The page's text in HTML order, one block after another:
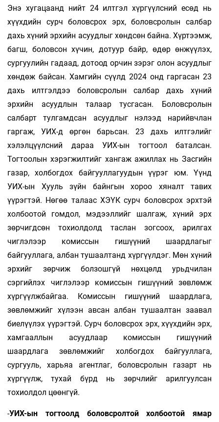
Энэ хугацаанд нийт 24 илтгэл хүргүүлсний есөд нь
хүүхдийн сурч боловсрох эрх, боловсролын салбар
дахь хүний эрхийн асуудлыг хөндсөн байна. Хүртээмж,
багш, боловсон хүчин, дотуур байр, өдөр өнжүүлэх,
сургуулийн гадаад, дотоод орчин зэрэг олон асуудлыг
хөндөж байсан. Хамгийн сүүлд 2024 онд гаргасан 23
дахь илтгэлдээ боловсролын салбар дахь хүний
эрхийн асуудлын талаар тусгасан. Боловсролын
салбарт тулгамдсан асуудлыг нэлээд нарийвчлан
гаргаж, УИХ-д өргөн барьсан. 23 дахь илтгэлийг
хэлэлцүүлсний дараа УИХ-ын тогтоол баталсан.
Тогтоолын хэрэгжилтийг хангаж ажиллах нь Засгийн
газар, холбогдох байгууллагуудын үүрэг юм. Үүнд
УИХ-ын Хууль зүйн байнгын хороо хяналт тавих
үүрэгтэй. Нөгөө талаас ХЭҮК сурч боловсрох эрхтэй
холбоотой гомдол, мэдээллийг шалгаж, хүний эрх
зөрчигдсөн тохиолдолд таслан зогсоох, арилгах
чиглэлээр комиссын гишүүний шаардлагыг
байгууллага, албан тушаалтанд хүргүүлдэг. Мөн хүний
эрхийг зөрчиж болзошгүй нөхцөлд урьдчилан
сэргийлэх чиглэлээр комиссын гишүүний зөвлөмж
хүргүүлжбайгаа. Комиссын гишүүний шаардлага,
зөвлөмжийг хүлээн авсан албан тушаалтан заавал
биелүүлэх үүрэгтэй. Сурч боловсрох эрх, хүүхдийн эрх,
хамгааллын асуудлаар комиссын гишүүний
шаардлага зөвлөмжийг холбогдох байгууллага,
сургууль, харьяа агентлаг, боловсролын газарт нь
хүргүүлж, тухай бүрд нь зөрчлийг арилгуулсан
тохиолдол цөөнгүй.
-УИХ-ын тогтоолд боловсролтой холбоотой ямар